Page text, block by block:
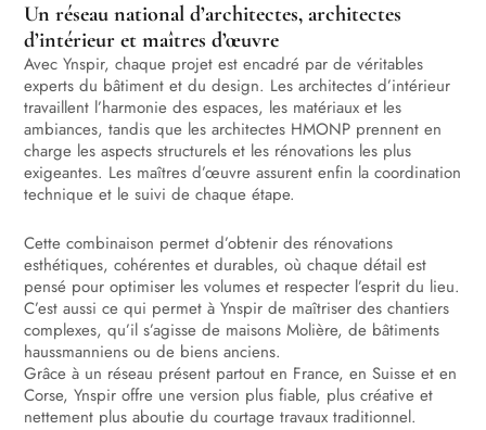
Un réseau national d’architectes, architectes
d’intérieur et maîtres d’œuvre
Avec Ynspir, chaque projet est encadré par de véritables
experts du bâtiment et du design. Les architectes d’intérieur
travaillent l’harmonie des espaces, les matériaux et les
ambiances, tandis que les architectes HMONP prennent en
charge les aspects structurels et les rénovations les plus
exigeantes. Les maîtres d’œuvre assurent enfin la coordination
technique et le suivi de chaque étape.
Cette combinaison permet d’obtenir des rénovations
esthétiques, cohérentes et durables, où chaque détail est
pensé pour optimiser les volumes et respecter l’esprit du lieu.
C’est aussi ce qui permet à Ynspir de maîtriser des chantiers
complexes, qu’il s’agisse de maisons Molière, de bâtiments
haussmanniens ou de biens anciens.
Grâce à un réseau présent partout en France, en Suisse et en
Corse, Ynspir offre une version plus fiable, plus créative et
nettement plus aboutie du courtage travaux traditionnel.